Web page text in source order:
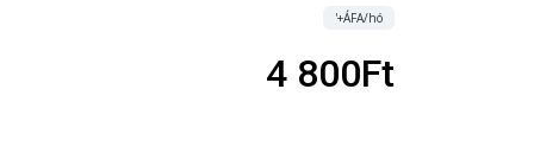
4 800Ft
'+ÁFA/hó